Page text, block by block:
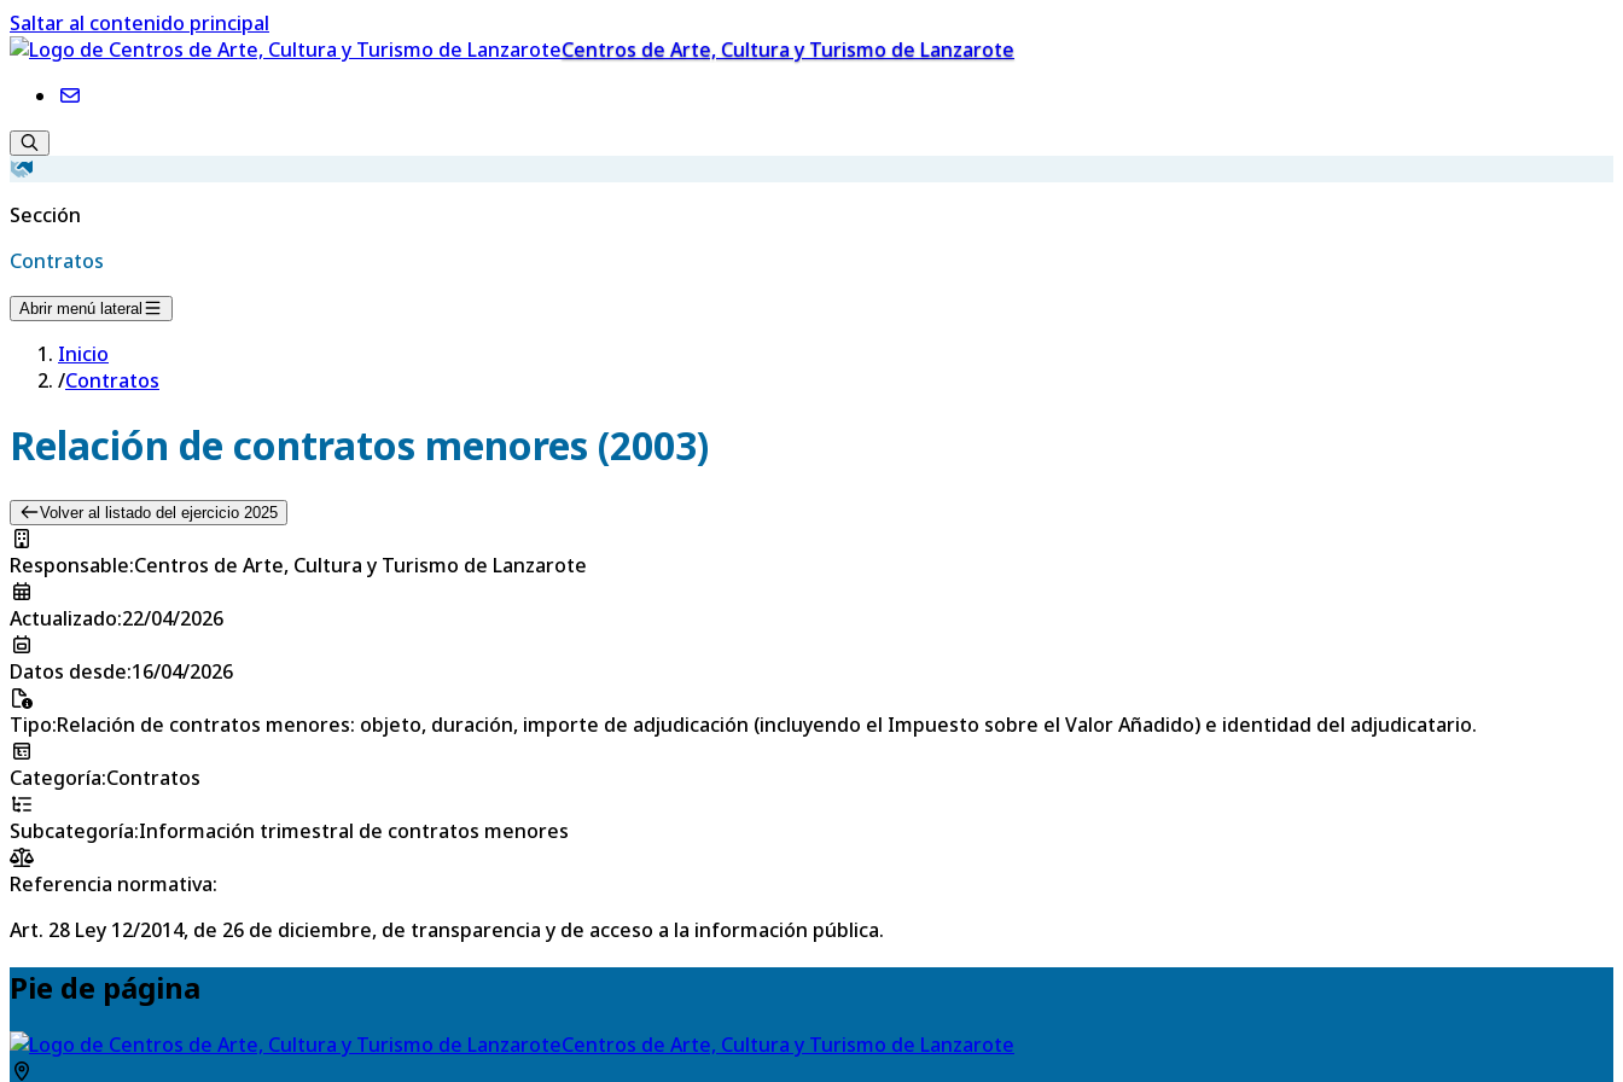
Saltar al contenido principal
Centros de Arte, Cultura y Turismo de Lanzarote
Sección
Contratos
Abrir menú lateral
Inicio
/Contratos
Relación de contratos menores (2003)
Volver al listado del ejercicio 2025
Responsable:Centros de Arte, Cultura y Turismo de Lanzarote
Actualizado:22/04/2026
Datos desde:16/04/2026
Tipo:Relación de contratos menores: objeto, duración, importe de adjudicación (incluyendo el Impuesto sobre el Valor Añadido) e identidad del adjudicatario.
Categoría:Contratos
Subcategoría:Información trimestral de contratos menores
Referencia normativa:
Art. 28 Ley 12/2014, de 26 de diciembre, de transparencia y de acceso a la información pública.
Pie de página
Centros de Arte, Cultura y Turismo de Lanzarote